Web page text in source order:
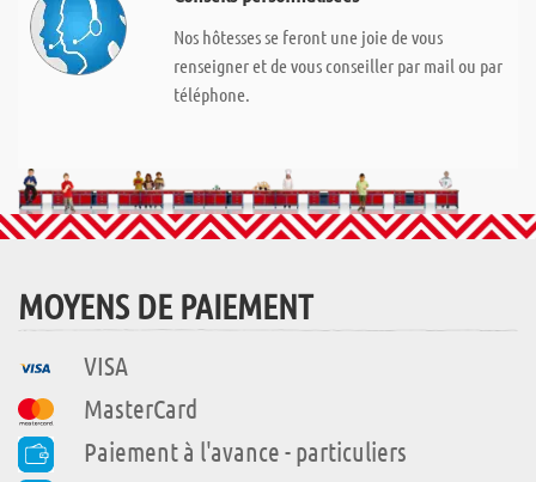
Nos hôtesses se feront une joie de vous
renseigner et de vous conseiller par mail ou par
téléphone.
MOYENS DE PAIEMENT
VISA
MasterCard
Paiement à l'avance - particuliers